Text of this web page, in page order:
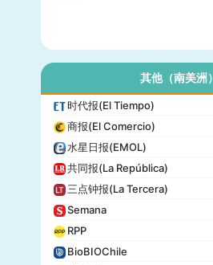
其他（南美洲）
时代报(El Tiempo)
商报(El Comercio)
水星日报(EMOL)
共同报(La República)
三点钟报(La Tercera)
Semana
RPP
BioBIOChile